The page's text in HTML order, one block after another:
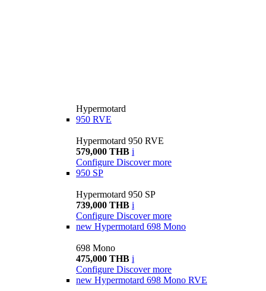
Hypermotard
950 RVE
Hypermotard 950 RVE
579,000 THB i
Configure Discover more
950 SP
Hypermotard 950 SP
739,000 THB i
Configure Discover more
new Hypermotard 698 Mono
698 Mono
475,000 THB i
Configure Discover more
new Hypermotard 698 Mono RVE